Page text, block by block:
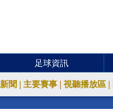
足球資訊
聞 主要賽事 視聽播放區